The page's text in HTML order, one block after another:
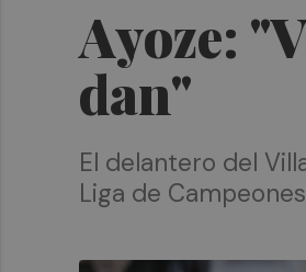
Ayoze:
dan"
El delantero del
Liga de Campeones